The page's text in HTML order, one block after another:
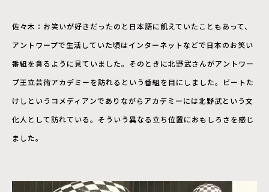
佐々木：お笑いが好きだったのと日本語に飢えていたこともあって、
アントワープで生活していた頃はインターネットなどで日本のお笑い
番組を貪るように見ていました。そのときに北野武さんがアントワー
プ王立芸術アカデミーを訪れるという番組を目にしました。ビートた
けしというコメディアンでありながらアカデミーには北野武という文
化人として訪れている。そういう異なる立ち位置におもしろさを感じ
ました。